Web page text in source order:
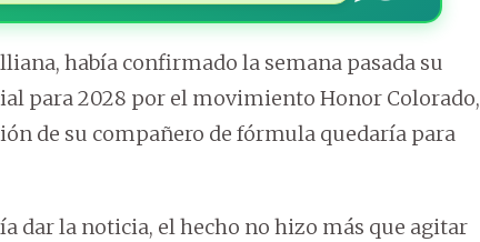
había confirmado la semana pasada su
para 2028 por el movimiento Honor Colorado,
de su compañero de fórmula quedaría para
dar la noticia, el hecho no hizo más que agitar